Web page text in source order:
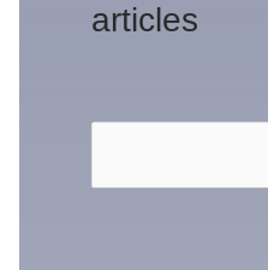
articles